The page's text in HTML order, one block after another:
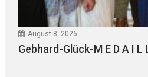
August 8, 2026
Gebhard-Glück-M E D A I L